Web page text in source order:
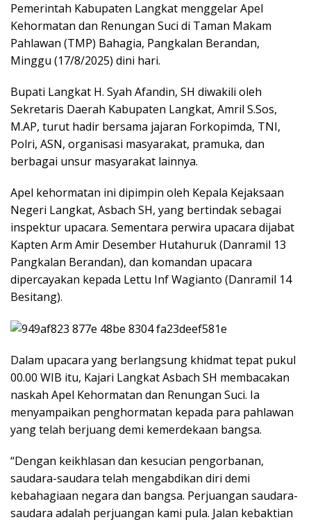
Pemerintah Kabupaten Langkat menggelar Apel
Kehormatan dan Renungan Suci di Taman Makam
Pahlawan (TMP) Bahagia, Pangkalan Berandan,
Minggu (17/8/2025) dini hari.
Bupati Langkat H. Syah Afandin, SH diwakili oleh
Sekretaris Daerah Kabupaten Langkat, Amril S.Sos,
M.AP, turut hadir bersama jajaran Forkopimda, TNI,
Polri, ASN, organisasi masyarakat, pramuka, dan
berbagai unsur masyarakat lainnya.
Apel kehormatan ini dipimpin oleh Kepala Kejaksaan
Negeri Langkat, Asbach SH, yang bertindak sebagai
inspektur upacara. Sementara perwira upacara dijabat
Kapten Arm Amir Desember Hutahuruk (Danramil 13
Pangkalan Berandan), dan komandan upacara
dipercayakan kepada Lettu Inf Wagianto (Danramil 14
Besitang).
Dalam upacara yang berlangsung khidmat tepat pukul
00.00 WIB itu, Kajari Langkat Asbach SH membacakan
naskah Apel Kehormatan dan Renungan Suci. Ia
menyampaikan penghormatan kepada para pahlawan
yang telah berjuang demi kemerdekaan bangsa.
“Dengan keikhlasan dan kesucian pengorbanan,
saudara-saudara telah mengabdikan diri demi
kebahagiaan negara dan bangsa. Perjuangan saudara-
saudara adalah perjuangan kami pula. Jalan kebaktian